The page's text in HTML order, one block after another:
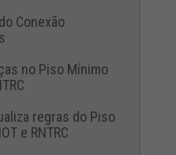
Conexão
no Piso Mínimo
regras do Piso
e RNTRC